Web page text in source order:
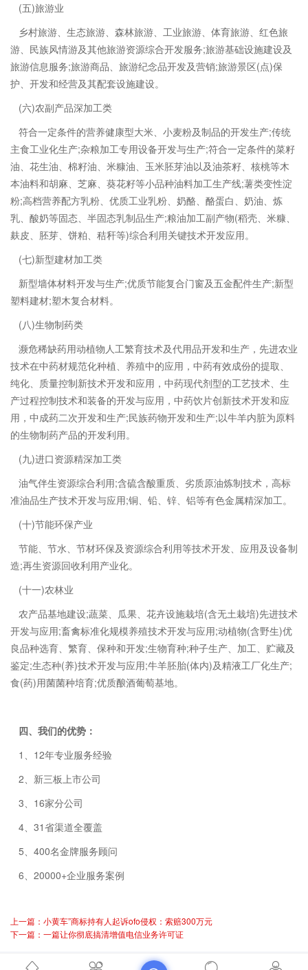
(五)旅游业
乡村旅游、生态旅游、森林旅游、工业旅游、体育旅游、红色旅
游、民族风情游及其他旅游资源综合开发服务;旅游基础设施建设及
旅游信息服务;旅游商品、旅游纪念品开发及营销;旅游景区(点)保
护、开发和经营及其配套设施建设。
(六)农副产品深加工类
符合一定条件的营养健康型大米、小麦粉及制品的开发生产;传统
主食工业化生产;杂粮加工专用设备开发与生产;符合一定条件的菜籽
油、花生油、棉籽油、米糠油、玉米胚芽油以及油茶籽、核桃等木
本油料和胡麻、芝麻、葵花籽等小品种油料加工生产线;薯类变性淀
粉;高档营养配方乳粉、优质工业乳粉、奶酪、酪蛋白、奶油、炼
乳、酸奶等固态、半固态乳制品生产;粮油加工副产物(稻壳、米糠、
麸皮、胚芽、饼粕、秸秆等)综合利用关键技术开发应用。
(七)新型建材加工类
新型墙体材料开发与生产;优质节能复合门窗及五金配件生产;新型
塑料建材;塑木复合材料。
(八)生物制药类
濒危稀缺药用动植物人工繁育技术及代用品开发和生产，先进农业
技术在中药材规范化种植、养殖中的应用，中药有效成份的提取、
纯化、质量控制新技术开发和应用，中药现代剂型的工艺技术、生
产过程控制技术和装备的开发与应用，中药饮片创新技术开发和应
用，中成药二次开发和生产;民族药物开发和生产;以牛羊内脏为原料
的生物制药产品的开发利用。
(九)进口资源精深加工类
油气伴生资源综合利用;含硫含酸重质、劣质原油炼制技术，高标
准油品生产技术开发与应用;铜、铅、锌、铝等有色金属精深加工。
(十)节能环保产业
节能、节水、节材环保及资源综合利用等技术开发、应用及设备制
造;再生资源回收利用产业化。
(十一)农林业
农产品基地建设;蔬菜、瓜果、花卉设施栽培(含无土栽培)先进技术
开发与应用;畜禽标准化规模养殖技术开发与应用;动植物(含野生)优
良品种选育、繁育、保种和开发;生物育种;种子生产、加工、贮藏及
鉴定;生态种(养)技术开发与应用;牛羊胚胎(体内)及精液工厂化生产;
食(药)用菌菌种培育;优质酿酒葡萄基地。
四、我们的优势：
1、12年专业服务经验
2、新三板上市公司
3、16家分公司
4、31省渠道全覆盖
5、400名金牌服务顾问
6、20000+企业服务案例
上一篇：小黄车”商标持有人起诉ofo侵权：索赔300万元
下一篇：一篇让你彻底搞清增值电信业务许可证